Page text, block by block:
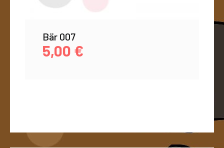
Bär 007
5,00 €